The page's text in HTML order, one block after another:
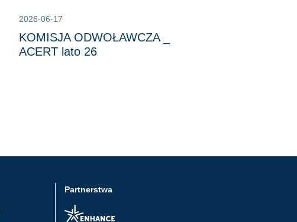
2026-06-17
KOMISJA ODWOŁAWCZA _
ACERT lato 26
Partnerstwa